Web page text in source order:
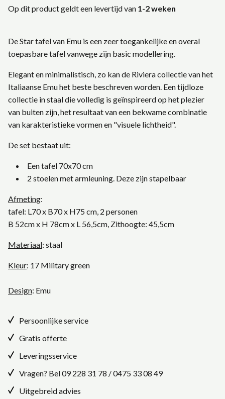
Op dit product geldt een levertijd van 1-2 weken
De Star tafel van Emu is een zeer toegankelijke en overal
toepasbare tafel vanwege zijn basic modellering.
Elegant en minimalistisch, zo kan de Riviera collectie van het
Italiaanse Emu het beste beschreven worden. Een tijdloze
collectie in staal die volledig is geïnspireerd op het plezier
van buiten zijn, het resultaat van een bekwame combinatie
van karakteristieke vormen en "visuele lichtheid".
De set bestaat uit:
Een tafel 70x70 cm
2 stoelen met armleuning. Deze zijn stapelbaar
Afmeting:
tafel: L70 x B70 x H75 cm, 2 personen
B 52cm x H 78cm x L 56,5cm, Zithoogte: 45,5cm
Materiaal: staal
Kleur: 17 Military green
Design: Emu
Persoonlijke service
Gratis offerte
Leveringsservice
Vragen? Bel09 228 31 78 /0475 33 08 49
Uitgebreid advies